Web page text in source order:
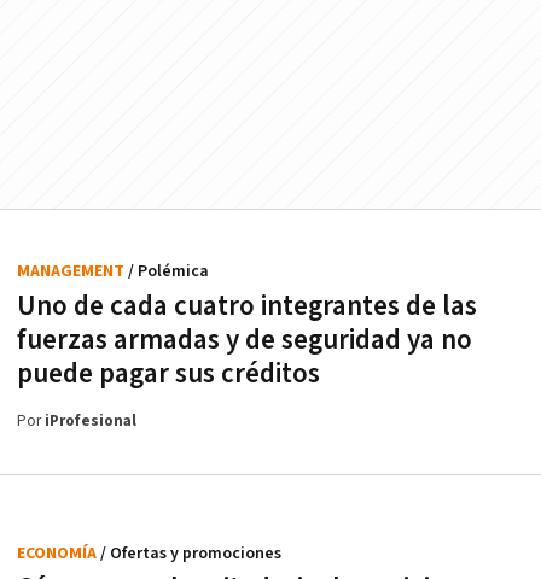
Uno de cada cuatro integrantes de las
fuerzas armadas y de seguridad ya no
puede pagar sus créditos
MANAGEMENT / Polémica
PoriProfesional
ECONOMÍA/ Ofertas y promociones